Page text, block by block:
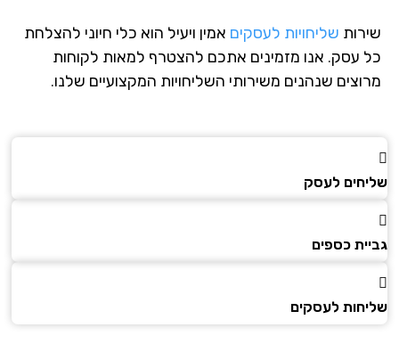
שליחויות לעסקיםאמין ויעיל הוא כלי חיוני להצלחת
עסק. אנו מזמינים אתכם להצטרף למאות לקוחות
שנהנים משירותי השליחויות המקצועיים שלנו.
לעסק
כספים
לעסקים